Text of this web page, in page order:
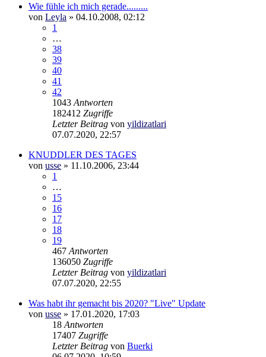
Wie fühle ich mich gerade.........
von Leyla » 04.10.2008, 02:12
1
…
38
39
40
41
42
1043 Antworten
182412 Zugriffe
Letzter Beitrag von yildizatlari
07.07.2020, 22:57
KNUDDLER DES TAGES
von usse » 11.10.2006, 23:44
1
…
15
16
17
18
19
467 Antworten
136050 Zugriffe
Letzter Beitrag von yildizatlari
07.07.2020, 22:55
Was habt ihr gemacht bis 2020? "Live" Update
von usse » 17.01.2020, 17:03
18 Antworten
17407 Zugriffe
Letzter Beitrag von Buerki